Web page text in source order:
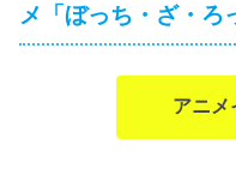
メ「ぼっち・ざ・ろ
アニメ